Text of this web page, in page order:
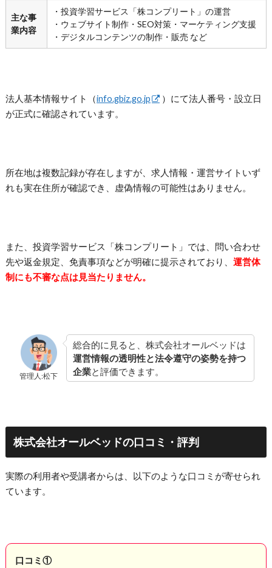
主な事
業内容
・投資学習サービス「株コンプリート」の運営
・ウェブサイト制作・SEO対策・マーケティング支援
・デジタルコンテンツの制作・販売 など
法人基本情報サイト（info.gbiz.go.jp
）にて法人番号・設立日
が正式に確認されています。
所在地は複数記録が存在しますが、求人情報・運営サイトいず
れも実在住所が確認でき、虚偽情報の可能性はありません。
また、投資学習サービス「株コンプリート」では、問い合わせ
先や返金規定、免責事項などが明確に提示されており、 運営体
制にも不審な点は見当たりません。
管理人:松下
総合的に見ると、株式会社オールベッドは
運営情報の透明性と法令遵守の姿勢を持つ
企業と評価できます。
株式会社オールベッドの口コミ・評判
実際の利用者や受講者からは、以下のような口コミが寄せられ
ています。
口コミ①